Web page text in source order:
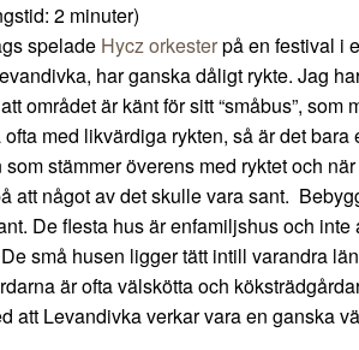
2 minuter)
spelade Hycz orkesterpå en festival i
har ganska dåligt rykte. Jag
området är känt för sitt “småbus”, som
ofta med likvärdiga rykten, så är det
som stämmer överens med ryktet och
att något av det skulle vara sant.
De flesta hus är enfamiljshus och
små husen ligger tätt intill varandra
är ofta välskötta och
att Levandivka verkar vara en ganska